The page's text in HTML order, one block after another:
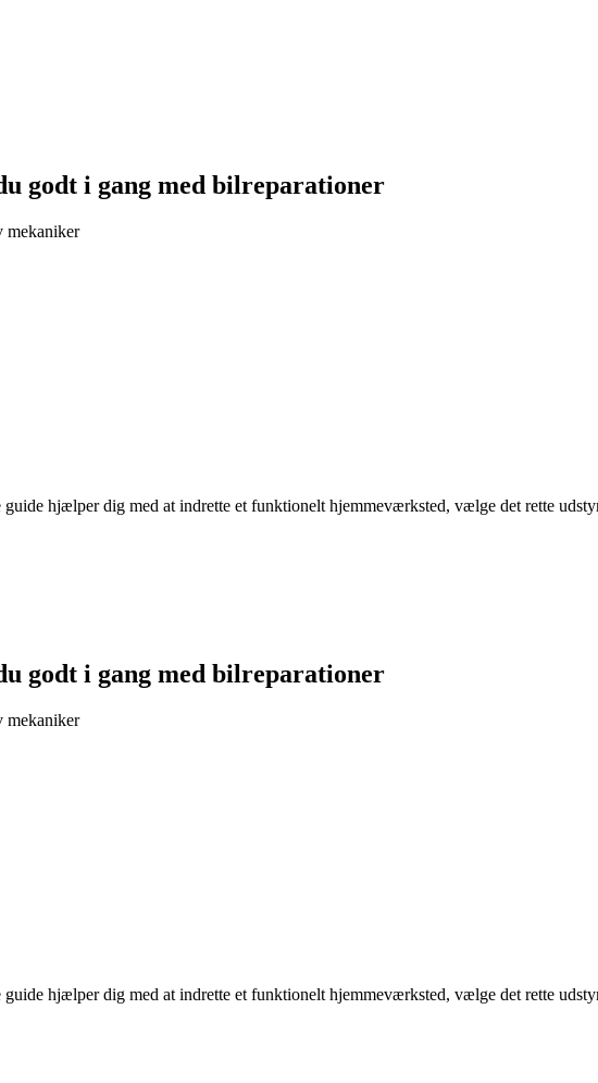
godt i gang med bilreparationer
mekaniker
hjælper dig med at indrette et funktionelt hjemmeværksted, vælge det rette
godt i gang med bilreparationer
mekaniker
hjælper dig med at indrette et funktionelt hjemmeværksted, vælge det rette